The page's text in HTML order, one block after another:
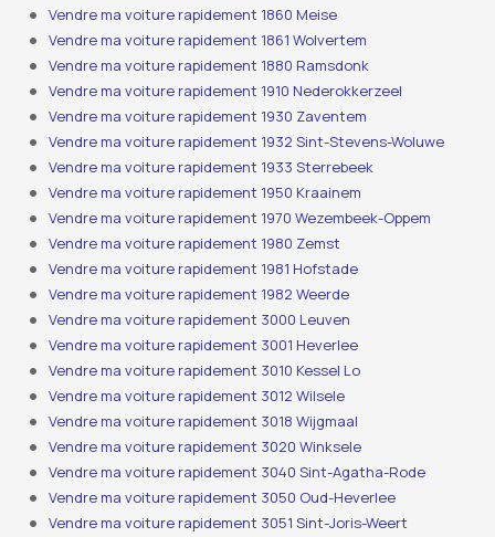
Vendre ma voiture rapidement 1860 Meise
Vendre ma voiture rapidement 1861 Wolvertem
Vendre ma voiture rapidement 1880 Ramsdonk
Vendre ma voiture rapidement 1910 Nederokkerzeel
Vendre ma voiture rapidement 1930 Zaventem
Vendre ma voiture rapidement 1932 Sint-Stevens-Woluwe
Vendre ma voiture rapidement 1933 Sterrebeek
Vendre ma voiture rapidement 1950 Kraainem
Vendre ma voiture rapidement 1970 Wezembeek-Oppem
Vendre ma voiture rapidement 1980 Zemst
Vendre ma voiture rapidement 1981 Hofstade
Vendre ma voiture rapidement 1982 Weerde
Vendre ma voiture rapidement 3000 Leuven
Vendre ma voiture rapidement 3001 Heverlee
Vendre ma voiture rapidement 3010 Kessel Lo
Vendre ma voiture rapidement 3012 Wilsele
Vendre ma voiture rapidement 3018 Wijgmaal
Vendre ma voiture rapidement 3020 Winksele
Vendre ma voiture rapidement 3040 Sint-Agatha-Rode
Vendre ma voiture rapidement 3050 Oud-Heverlee
Vendre ma voiture rapidement 3051 Sint-Joris-Weert